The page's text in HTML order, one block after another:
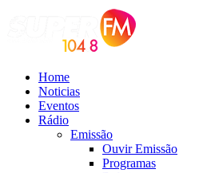
Home
Noticias
Eventos
Rádio
Emissão
Ouvir Emissão
Programas